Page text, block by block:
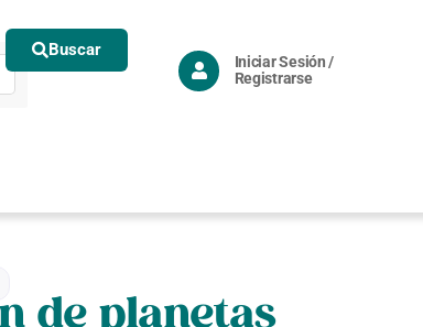
Buscar
Iniciar Sesión /
Registrarse
de planetas